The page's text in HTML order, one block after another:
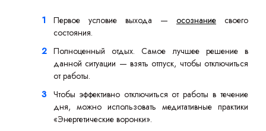
Первое условие выхода — осознание своего
состояния.
Полноценный отдых. Самое лучшее решение в
данной ситуации — взять отпуск, чтобы отключиться
от работы.
Чтобы эффективно отключиться от работы в течение
дня, можно использовать медитативные практики
«Энергетические воронки».